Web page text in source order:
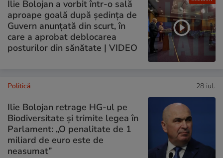
Ilie Bolojan a vorbit într-o sală
aproape goală după ședința de
Guvern anunțată din scurt, în
care a aprobat deblocarea
posturilor din sănătate | VIDEO
Politică 28 iul.
Ilie Bolojan retrage HG-ul pe
Biodiversitate și trimite legea în
Parlament: „O penalitate de 1
miliard de euro este de
neasumat”